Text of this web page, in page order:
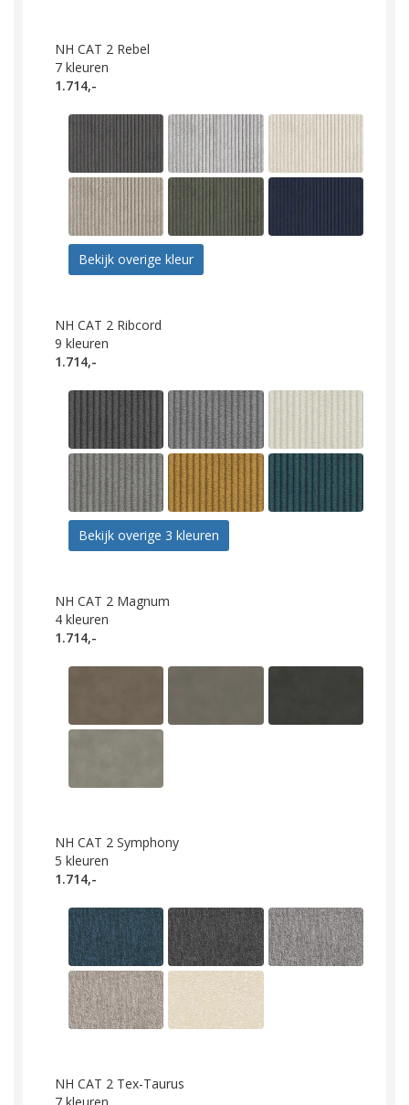
NH CAT 2 Rebel
7 kleuren
1.714,-
Bekijk overige kleur
NH CAT 2 Ribcord
9 kleuren
1.714,-
Bekijk overige 3 kleuren
NH CAT 2 Magnum
4 kleuren
1.714,-
NH CAT 2 Symphony
5 kleuren
1.714,-
NH CAT 2 Tex-Taurus